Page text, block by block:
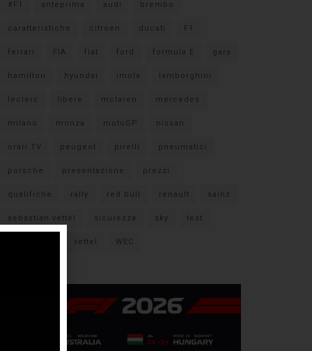
#F1 anteprima audi brembo
caratteristiche citroen ducati F1
ferrari FIA fiat ford formula E gara
hamilton hyundai imola lamborghini
leclerc libere mclaren mercedes
milano monza motoGP nissan
orari TV peugeot pirelli pneumatici
porsche presentazione prezzi
qualifiche rally red bull renault sainz
sebastian vettel sicurezza sky test
vettel WEC